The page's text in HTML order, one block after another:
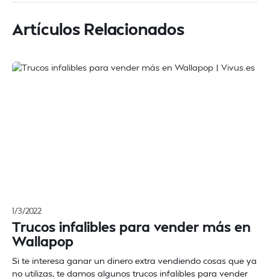
Artículos Relacionados
1/3/2022
Trucos infalibles para vender más en
Wallapop
Si te interesa ganar un dinero extra vendiendo cosas que ya
no utilizas, te damos algunos trucos infalibles para vender